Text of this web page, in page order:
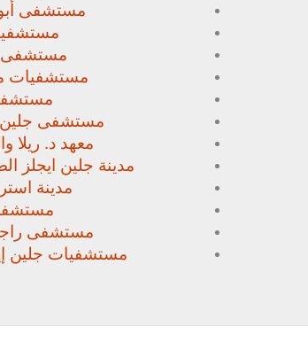
مستشفى
مستشفى
مستشفيات
مستشفى
مستشفى جلين
معهد د. ريلا
مدينة جلين ايجلز
مدينة استر
مستشفى
مستشفيات جلين